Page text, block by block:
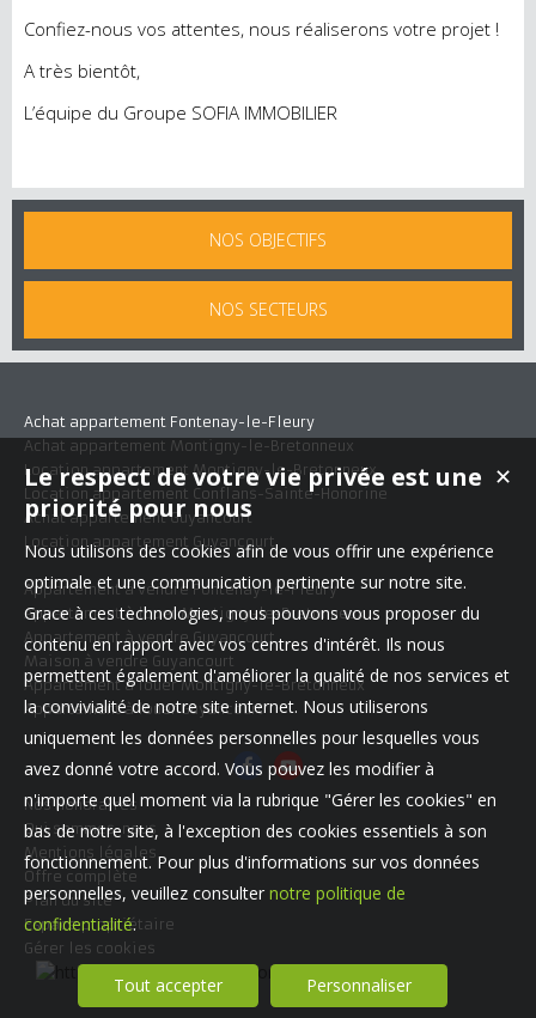
Confiez-nous vos attentes, nous réaliserons votre projet !
A très bientôt,
L’équipe du Groupe SOFIA IMMOBILIER
NOS OBJECTIFS
NOS SECTEURS
Achat appartement Fontenay-le-Fleury
Achat appartement Montigny-le-Bretonneux
Location appartement Montigny-le-Bretonneux
Location appartement Conflans-Sainte-Honorine
Achat appartement Guyancourt
Location appartement Guyancourt
Appartement à vendre Fontenay-le-Fleury
Appartement à louer Montigny-le-Bretonneux
Appartement à vendre Guyancourt
Maison à vendre Guyancourt
Appartement à louer Montigny-le-Bretonneux
Appartement à louer Guyancourt
Nos Honoraires
Qui sommes-nous
Mentions légales
Offre complète
Plan du site
Espace propriétaire
Gérer les cookies
✕
Le respect de votre vie privée est une
priorité pour nous
Nous utilisons des cookies afin de vous offrir une expérience
optimale et une communication pertinente sur notre site.
Grace à ces technologies, nous pouvons vous proposer du
contenu en rapport avec vos centres d'intérêt. Ils nous
permettent également d'améliorer la qualité de nos services et
la convivialité de notre site internet. Nous utiliserons
uniquement les données personnelles pour lesquelles vous
avez donné votre accord. Vous pouvez les modifier à
n'importe quel moment via la rubrique "Gérer les cookies" en
bas de notre site, à l'exception des cookies essentiels à son
fonctionnement. Pour plus d'informations sur vos données
personnelles, veuillez consulter notre politique de
confidentialité.
Tout accepter Personnaliser